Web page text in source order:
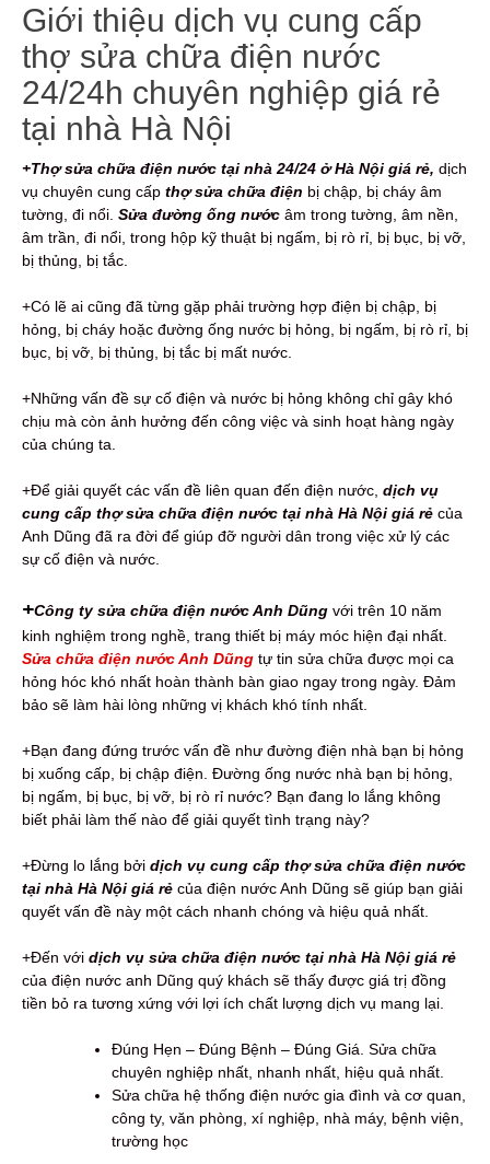
Giới thiệu dịch vụ cung cấp
thợ sửa chữa điện nước
24/24h chuyên nghiệp giá rẻ
tại nhà Hà Nội
+Thợ sửa chữa điện nước tại nhà 24/24 ở Hà Nội giá rẻ, dịch
vụ chuyên cung cấp thợ sửa chữa điện bị chập, bị cháy âm
tường, đi nổi. Sửa đường ống nước âm trong tường, âm nền,
âm trần, đi nổi, trong hộp kỹ thuật bị ngấm, bị rò rỉ, bị bục, bị vỡ,
bị thủng, bị tắc.
+Có lẽ ai cũng đã từng gặp phải trường hợp điện bị chập, bị
hỏng, bị cháy hoặc đường ống nước bị hỏng, bị ngấm, bị rò rỉ, bị
bục, bị vỡ, bị thủng, bị tắc bị mất nước.
+Những vấn đề sự cố điện và nước bị hỏng không chỉ gây khó
chịu mà còn ảnh hưởng đến công việc và sinh hoạt hàng ngày
của chúng ta.
+Để giải quyết các vấn đề liên quan đến điện nước, dịch vụ
cung cấp thợ sửa chữa điện nước tại nhà Hà Nội giá rẻ của
Anh Dũng đã ra đời để giúp đỡ người dân trong việc xử lý các
sự cố điện và nước.
+Công ty sửa chữa điện nước Anh Dũng với trên 10 năm
kinh nghiệm trong nghề, trang thiết bị máy móc hiện đại nhất.
Sửa chữa điện nướcAnh Dũng tự tin sửa chữa được mọi ca
hỏng hóc khó nhất hoàn thành bàn giao ngay trong ngày. Đảm
bảo sẽ làm hài lòng những vị khách khó tính nhất.
+Bạn đang đứng trước vấn đề như đường điện nhà bạn bị hỏng
bị xuống cấp, bị chập điện. Đường ống nước nhà bạn bị hỏng,
bị ngấm, bị bục, bị vỡ, bị rò rỉ nước? Bạn đang lo lắng không
biết phải làm thế nào để giải quyết tình trạng này?
+Đừng lo lắng bởi dịch vụ cung cấp thợ sửa chữa điện nước
tại nhà Hà Nội giá rẻ của điện nước Anh Dũng sẽ giúp bạn giải
quyết vấn đề này một cách nhanh chóng và hiệu quả nhất.
+Đến với dịch vụ sửa chữa điện nước tại nhà Hà Nội giá rẻ
của điện nước anh Dũng quý khách sẽ thấy được giá trị đồng
tiền bỏ ra tương xứng với lợi ích chất lượng dịch vụ mang lại.
Đúng Hẹn – Đúng Bệnh – Đúng Giá. Sửa chữa
chuyên nghiệp nhất, nhanh nhất, hiệu quả nhất.
Sửa chữa hệ thống điện nước gia đình và cơ quan,
công ty, văn phòng, xí nghiệp, nhà máy, bệnh viện,
trường học